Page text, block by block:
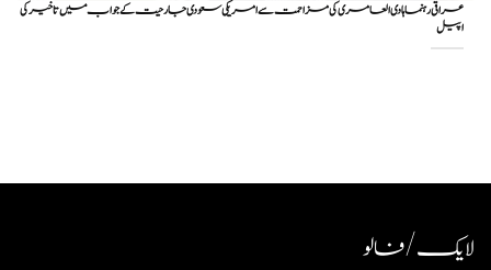
عراقی رہنما ہادی العامری کی مزاحمت سے امریکی سعودی جارحیت کے جواب میں تاخیر کی
اپیل
لایک / فالو